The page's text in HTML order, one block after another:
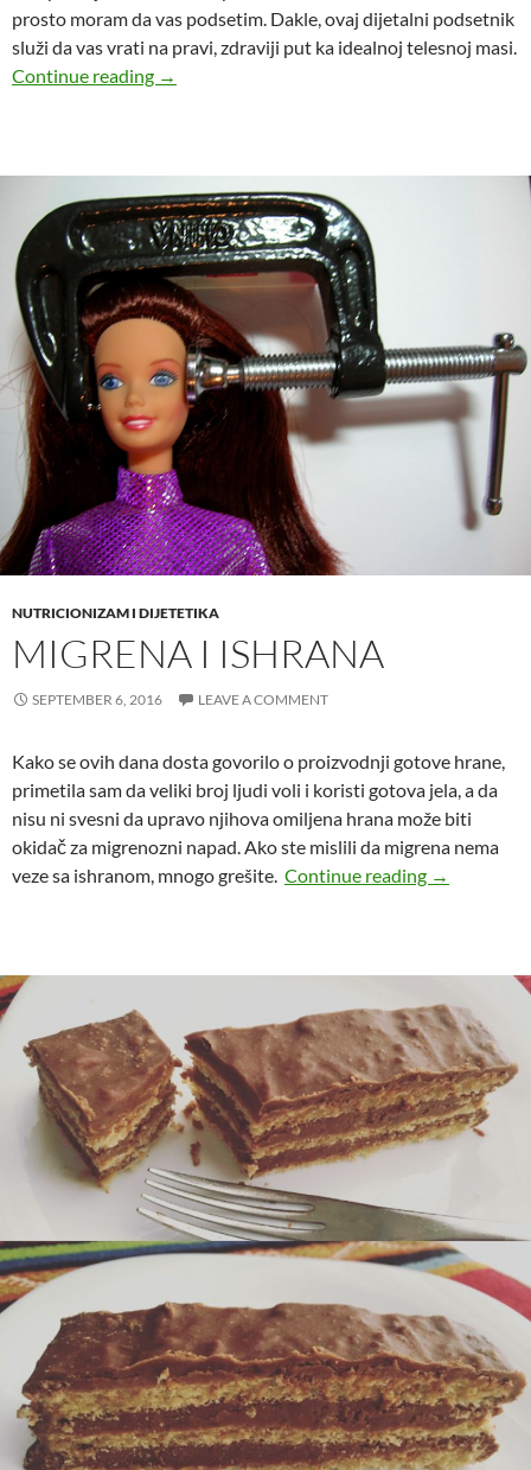
prosto moram da vas podsetim. Dakle, ovaj dijetalni podsetnik
služi da vas vrati na pravi, zdraviji put ka idealnoj telesnoj masi.
Continue reading
Mali dijetalni podsetnik
→
NUTRICIONIZAM I DIJETETIKA
MIGRENA I ISHRANA
SEPTEMBER 6, 2016 LEAVE A COMMENT
Kako se ovih dana dosta govorilo o proizvodnji gotove hrane,
primetila sam da veliki broj ljudi voli i koristi gotova jela, a da
nisu ni svesni da upravo njihova omiljena hrana može biti
okidač za migrenozni napad. Ako ste mislili da migrena nema
veze sa ishranom, mnogo grešite. Continue reading Migrena i
→